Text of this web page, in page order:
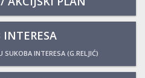
INTERESA
SUKOBA INTERESA (G.RELJIĆ)